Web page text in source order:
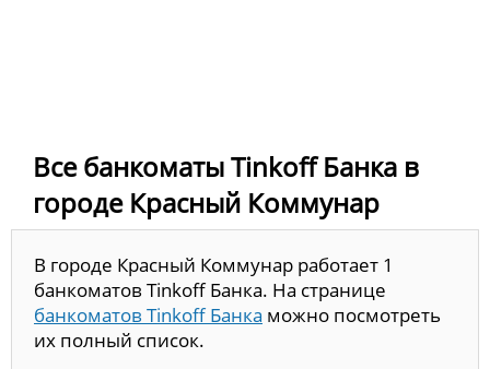
Все банкоматы Tinkoff Банка в
городе Красный Коммунар
В городе Красный Коммунар работает 1
банкоматов Tinkoff Банка. На странице
банкоматов Tinkoff Банка можно посмотреть
их полный список.